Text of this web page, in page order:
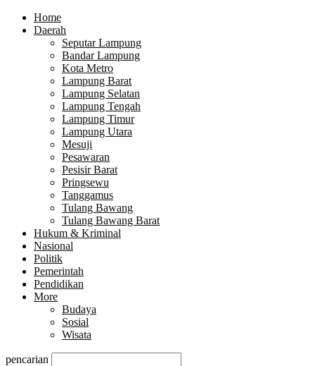
Home
Daerah
Seputar Lampung
Bandar Lampung
Kota Metro
Lampung Barat
Lampung Selatan
Lampung Tengah
Lampung Timur
Lampung Utara
Mesuji
Pesawaran
Pesisir Barat
Pringsewu
Tanggamus
Tulang Bawang
Tulang Bawang Barat
Hukum & Kriminal
Nasional
Politik
Pemerintah
Pendidikan
More
Budaya
Sosial
Wisata
pencarian